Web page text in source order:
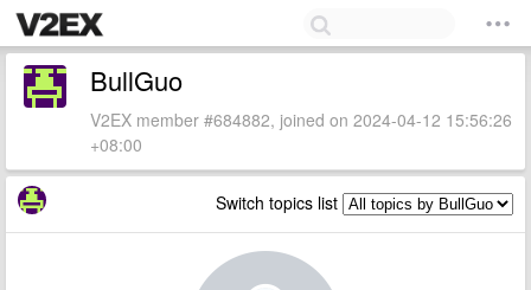
BullGuo
V2EX member #684882, joined on 2024-04-12 15:56:26
+08:00
Switch topics list